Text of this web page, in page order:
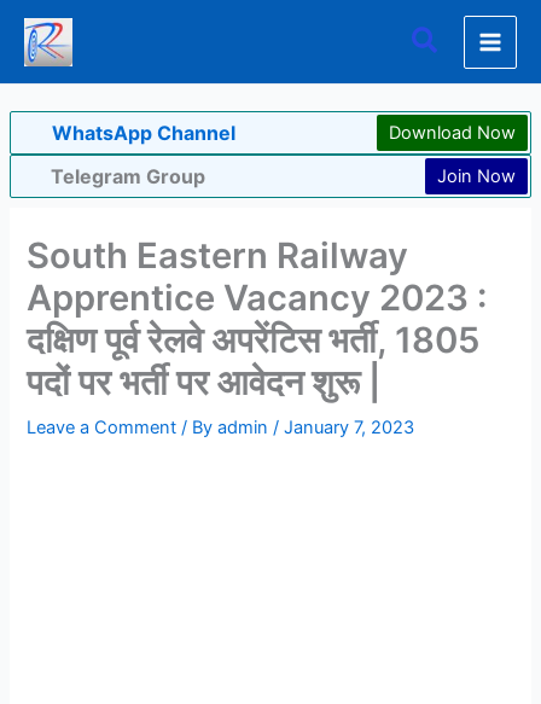
Skip
content
Search
WhatsApp Channel Download Now
Telegram Group Join Now
South Eastern Railway
Apprentice Vacancy 2023 :
दक्षिण पूर्व रेलवे अपरेंटिस भर्ती, 1805
पदों पर भर्ती पर आवेदन शुरू |
Leave a Comment / Byadmin/January 7, 2023